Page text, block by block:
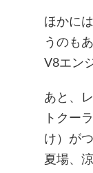
ほかに
うのも
V8エン
あと、
トクー
け）が
夏場、